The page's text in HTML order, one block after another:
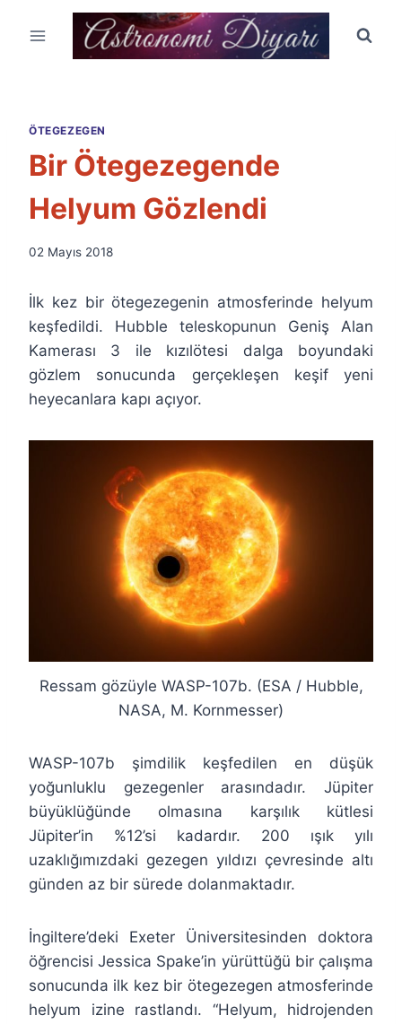
ÖTEGEZEGEN
Bir Ötegezegende
Helyum Gözlendi
By
Özyar
02 Mayıs 2018
İlk kez bir ötegezegenin atmosferinde helyum
keşfedildi. Hubble teleskopunun Geniş Alan
Kamerası 3 ile kızılötesi dalga boyundaki
gözlem sonucunda gerçekleşen keşif yeni
heyecanlara kapı açıyor.
Ressam gözüyle WASP-107b. (ESA / Hubble,
NASA, M. Kornmesser)
WASP-107b şimdilik keşfedilen en düşük
yoğunluklu gezegenler arasındadır. Jüpiter
büyüklüğünde olmasına karşılık kütlesi
Jüpiter’in %12’si kadardır. 200 ışık yılı
uzaklığımızdaki gezegen yıldızı çevresinde altı
günden az bir sürede dolanmaktadır.
İngiltere’deki Exeter Üniversitesinden doktora
öğrencisi Jessica Spake’in yürüttüğü bir çalışma
sonucunda ilk kez bir ötegezegen atmosferinde
helyum izine rastlandı. “Helyum, hidrojenden